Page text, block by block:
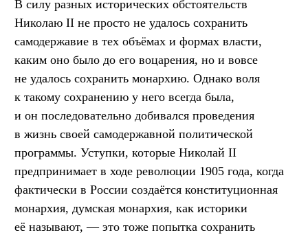
В силу разных исторических обстоятельств
Николаю II не просто не удалось сохранить
самодержавие в тех объёмах и формах власти,
каким оно было до его воцарения, но и вовсе
не удалось сохранить монархию. Однако воля
к такому сохранению у него всегда была,
и он последовательно добивался проведения
в жизнь своей самодержавной политической
программы. Уступки, которые Николай II
предпринимает в ходе революции 1905 года, когда
фактически в России создаётся конституционная
монархия, думская монархия, как историки
её называют, — это тоже попытка сохранить